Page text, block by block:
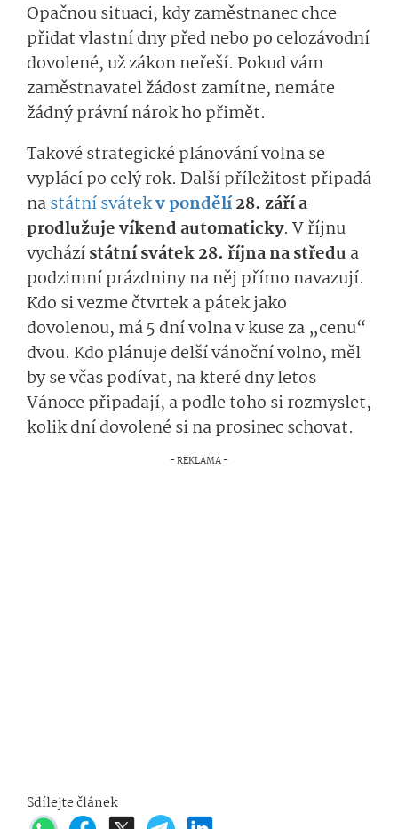
Opačnou situaci, kdy zaměstnanec chce
přidat vlastní dny před nebo po celozávodní
dovolené, už zákon neřeší. Pokud vám
zaměstnavatel žádost zamítne, nemáte
žádný právní nárok ho přimět.
Takové strategické plánování volna se
vyplácí po celý rok. Další příležitost připadá
nastátní svátekv pondělí28. září a
prodlužuje víkend automaticky. V říjnu
vycházístátní svátek 28. října na středu a
podzimní prázdniny na něj přímo navazují.
Kdo si vezme čtvrtek a pátek jako
dovolenou, má 5 dní volna v kuse za „cenu“
dvou. Kdo plánuje delší vánoční volno, měl
by se včas podívat, na které dny letos
Vánoce připadají, a podle toho si rozmyslet,
kolik dní dovolené si na prosinec schovat.
Sdílejte článek